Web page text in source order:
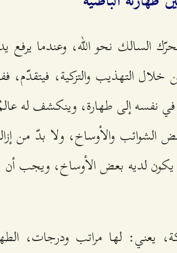
السالك نحو الله، وعندما يرفع
خلال التهذيب والتزكية،
في نفسه إلى طهارة، وينكشف له
والأوساخ، ولا بدّ من
يكون لديه بعض الأوساخ، ويجب
يعني: لها مراتب ودرجات،